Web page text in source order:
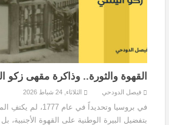
القهوة والثورة.. وذاكرة مقهى زكو
فيصل الدودحي الثلاثاء, 24 شباط 2026
في بروسيا وتحديداً في
بتفضيل البيرة الوطنية على القهوة الأجنبية،